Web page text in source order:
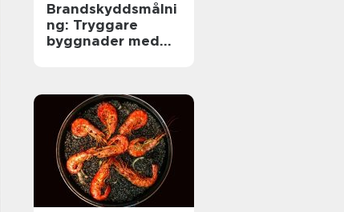
Brandskyddsmålni
ng: Tryggare
byggnader med